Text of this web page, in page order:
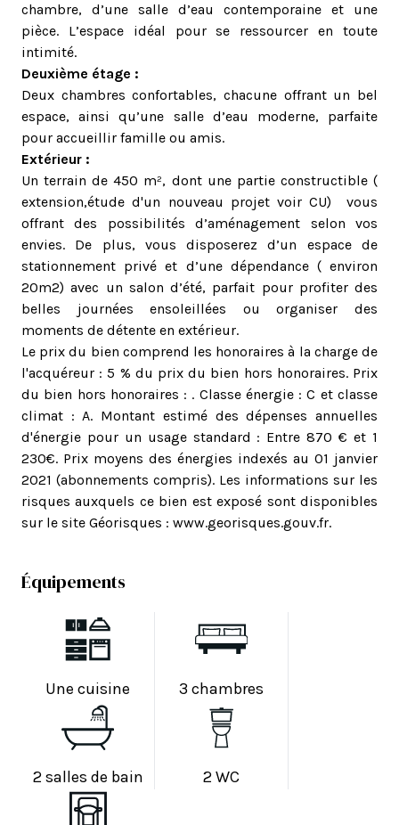
chambre, d’une salle d’eau contemporaine et une
pièce. L’espace idéal pour se ressourcer en toute
intimité.
Deuxième étage :
Deux chambres confortables, chacune offrant un bel
espace, ainsi qu’une salle d’eau moderne, parfaite
pour accueillir famille ou amis.
Extérieur :
Un terrain de 450 m², dont une partie constructible (
extension,étude d'un nouveau projet voir CU) vous
offrant des possibilités d’aménagement selon vos
envies. De plus, vous disposerez d’un espace de
stationnement privé et d’une dépendance ( environ
20m2) avec un salon d’été, parfait pour profiter des
belles journées ensoleillées ou organiser des
moments de détente en extérieur.
Le prix du bien comprend les honoraires à la charge de
l'acquéreur : 5 % du prix du bien hors honoraires. Prix
du bien hors honoraires : . Classe énergie : C et classe
climat : A. Montant estimé des dépenses annuelles
d'énergie pour un usage standard : Entre 870 € et 1
230€. Prix moyens des énergies indexés au 01 janvier
2021 (abonnements compris). Les informations sur les
risques auxquels ce bien est exposé sont disponibles
sur le site Géorisques : www.georisques.gouv.fr.
Équipements
Une cuisine 3 chambres
2 salles de bain 2 WC